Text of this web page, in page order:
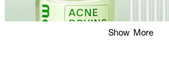
Show More